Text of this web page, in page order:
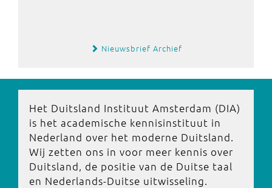
Nieuwsbrief Archief
Het Duitsland Instituut Amsterdam (DIA)
is het academische kennisinstituut in
Nederland over het moderne Duitsland.
Wij zetten ons in voor meer kennis over
Duitsland, de positie van de Duitse taal
en Nederlands-Duitse uitwisseling.